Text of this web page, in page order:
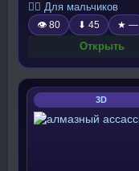
🧍‍♂️ Для мальчиков
👁 80 ⬇ 45 ★ —
Открыть
3D